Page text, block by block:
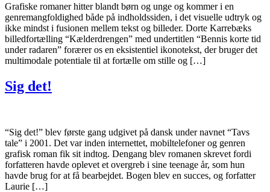
Grafiske romaner hitter blandt børn og unge og kommer i en
genremangfoldighed både på indholdssiden, i det visuelle udtryk og
ikke mindst i fusionen mellem tekst og billeder. Dorte Karrebæks
billedfortælling “Kælderdrengen” med undertitlen “Bennis korte tid
under radaren” forærer os en eksistentiel ikonotekst, der bruger det
multimodale potentiale til at fortælle om stille og […]
Sig det!
“Sig det!” blev første gang udgivet på dansk under navnet “Tavs
tale” i 2001. Det var inden internettet, mobiltelefoner og genren
grafisk roman fik sit indtog. Dengang blev romanen skrevet fordi
forfatteren havde oplevet et overgreb i sine teenage år, som hun
havde brug for at få bearbejdet. Bogen blev en succes, og forfatter
Laurie […]